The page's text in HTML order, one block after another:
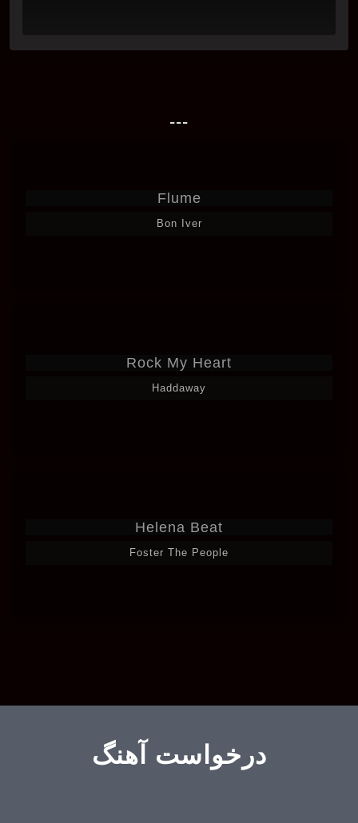
---
Flume
Bon Iver
Rock My Heart
Haddaway
Helena Beat
Foster The People
درخواست آهنگ